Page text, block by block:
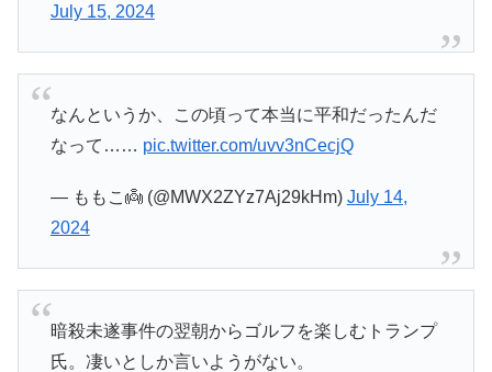
July 15, 2024
なんというか、この頃って本当に平和だったんだ
なって…… pic.twitter.com/uvv3nCecjQ
— ももこ👼 (@MWX2ZYz7Aj29kHm) July 14,
2024
暗殺未遂事件の翌朝からゴルフを楽しむトランプ
氏。凄いとしか言いようがない。